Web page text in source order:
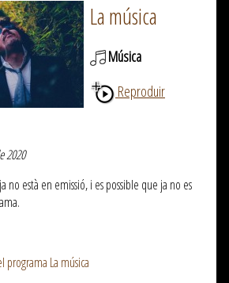
La música
Música
Reproduir
2020
no està en emissió, i es possible que ja no es
programa La música